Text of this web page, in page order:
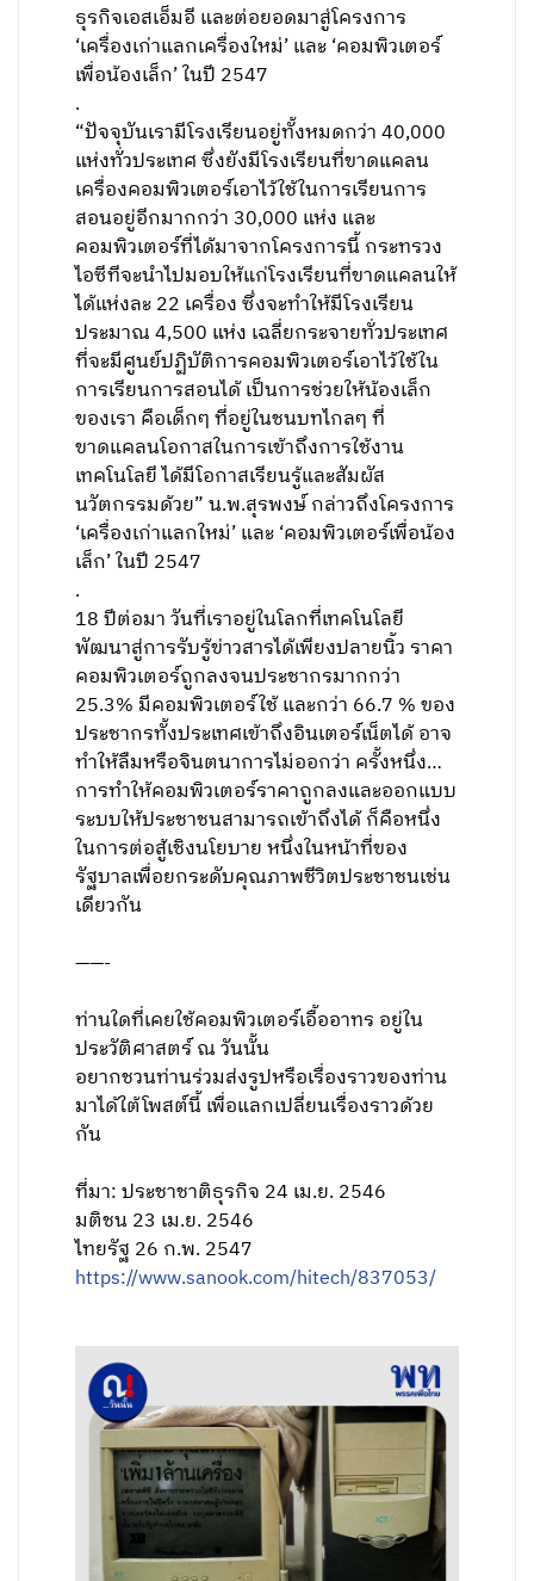
ธุรกิจเอสเอ็มอี และต่อยอดมาสู่โครงการ
‘เครื่องเก่าแลกเครื่องใหม่’ และ ‘คอมพิวเตอร์
เพื่อน้องเล็ก’ ในปี 2547
.
“ปัจจุบันเรามีโรงเรียนอยู่ทั้งหมดกว่า 40,000
แห่งทั่วประเทศ ซึ่งยังมีโรงเรียนที่ขาดแคลน
เครื่องคอมพิวเตอร์เอาไว้ใช้ในการเรียนการ
สอนอยู่อีกมากกว่า 30,000 แห่ง และ
คอมพิวเตอร์ที่ได้มาจากโครงการนี้ กระทรวง
ไอซีทีจะนำไปมอบให้แก่โรงเรียนที่ขาดแคลนให้
ได้แห่งละ 22 เครื่อง ซึ่งจะทำให้มีโรงเรียน
ประมาณ 4,500 แห่ง เฉลี่ยกระจายทั่วประเทศ
ที่จะมีศูนย์ปฏิบัติการคอมพิวเตอร์เอาไว้ใช้ใน
การเรียนการสอนได้ เป็นการช่วยให้น้องเล็ก
ของเรา คือเด็กๆ ที่อยู่ในชนบทไกลๆ ที่
ขาดแคลนโอกาสในการเข้าถึงการใช้งาน
เทคโนโลยี ได้มีโอกาสเรียนรู้และสัมผัส
นวัตกรรมด้วย” น.พ.สุรพงษ์ กล่าวถึงโครงการ
‘เครื่องเก่าแลกใหม่’ และ ‘คอมพิวเตอร์เพื่อน้อง
เล็ก’ ในปี 2547
.
18 ปีต่อมา วันที่เราอยู่ในโลกที่เทคโนโลยี
พัฒนาสู่การรับรู้ข่าวสารได้เพียงปลายนิ้ว ราคา
คอมพิวเตอร์ถูกลงจนประชากรมากกว่า
25.3% มีคอมพิวเตอร์ใช้ และกว่า 66.7 % ของ
ประชากรทั้งประเทศเข้าถึงอินเตอร์เน็ตได้ อาจ
ทำให้ลืมหรือจินตนาการไม่ออกว่า ครั้งหนึ่ง…
การทำให้คอมพิวเตอร์ราคาถูกลงและออกแบบ
ระบบให้ประชาชนสามารถเข้าถึงได้ ก็คือหนึ่ง
ในการต่อสู้เชิงนโยบาย หนึ่งในหน้าที่ของ
รัฐบาลเพื่อยกระดับคุณภาพชีวิตประชาชนเช่น
เดียวกัน
——-
ท่านใดที่เคยใช้คอมพิวเตอร์เอื้ออาทร อยู่ใน
ประวัติศาสตร์ ณ วันนั้น
อยากชวนท่านร่วมส่งรูปหรือเรื่องราวของท่าน
มาได้ใต้โพสต์นี้ เพื่อแลกเปลี่ยนเรื่องราวด้วย
กัน
ที่มา: ประชาชาติธุรกิจ 24 เม.ย. 2546
มติชน 23 เม.ย. 2546
ไทยรัฐ 26 ก.พ. 2547
https://www.sanook.com/hitech/837053/